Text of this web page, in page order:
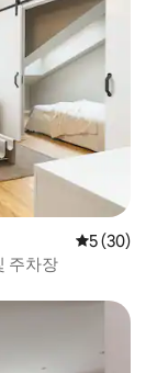
평점 5점(5
5 (30)
주차장